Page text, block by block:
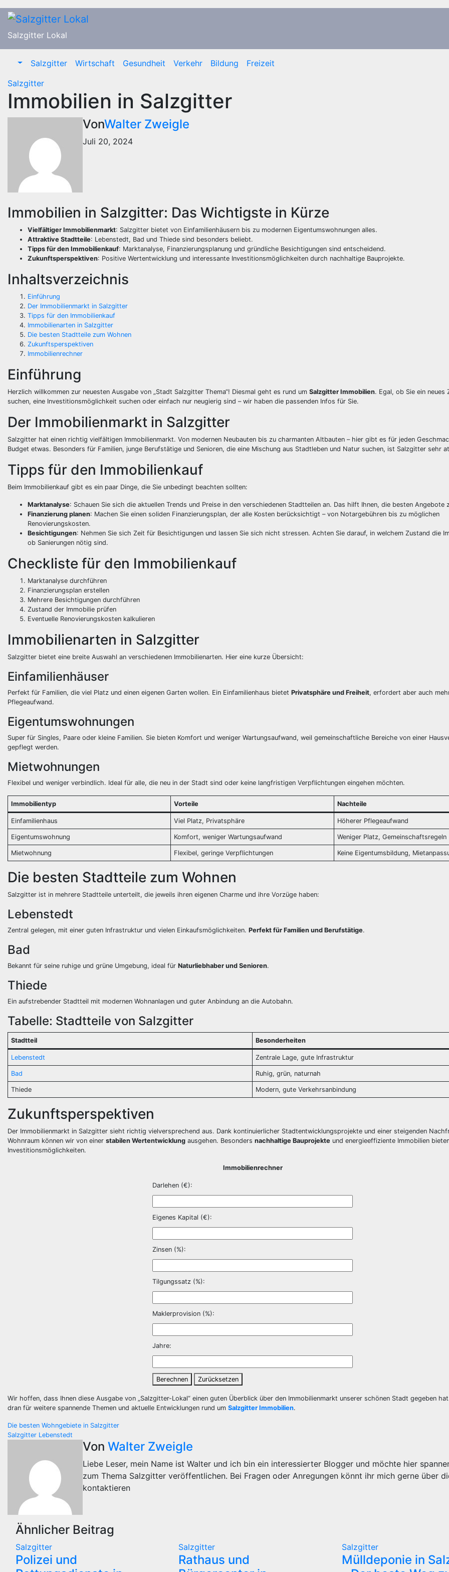
Zum
Inhalt
springen
Salzgitter Lokal
Salzgitter Wirtschaft Gesundheit Verkehr Bildung
Freizeit
Salzgitter
Immobilien in Salzgitter
VonWalter Zweigle
Juli 20, 2024
Immobilien in Salzgitter: Das Wichtigste in Kürze
Vielfältiger Immobilienmarkt: Salzgitter bietet von Einfamilienhäusern bis zu modernen Eigentumswohnungen alles.
Attraktive Stadtteile: Lebenstedt, Bad und Thiede sind besonders beliebt.
Tipps für den Immobilienkauf: Marktanalyse, Finanzierungsplanung und gründliche Besichtigungen sind entscheidend.
Zukunftsperspektiven: Positive Wertentwicklung und interessante Investitionsmöglichkeiten durch nachhaltige Bauprojekte.
Inhaltsverzeichnis
Einführung
Der Immobilienmarkt in Salzgitter
Tipps für den Immobilienkauf
Immobilienarten in Salzgitter
Die besten Stadtteile zum Wohnen
Zukunftsperspektiven
Immobilienrechner
Einführung
Herzlich willkommen zur neuesten Ausgabe von „Stadt Salzgitter Thema“! Diesmal geht es rund um Salzgitter Immobilien. Egal, ob Sie ein neues
suchen, eine Investitionsmöglichkeit suchen oder einfach nur neugierig sind – wir haben die passenden Infos für Sie.
Der Immobilienmarkt in Salzgitter
Salzgitter hat einen richtig vielfältigen Immobilienmarkt. Von modernen Neubauten bis zu charmanten Altbauten – hier gibt es für jeden
Budget etwas. Besonders für Familien, junge Berufstätige und Senioren, die eine Mischung aus Stadtleben und Natur suchen, ist Salzgitter sehr
Tipps für den Immobilienkauf
Beim Immobilienkauf gibt es ein paar Dinge, die Sie unbedingt beachten sollten:
Marktanalyse: Schauen Sie sich die aktuellen Trends und Preise in den verschiedenen Stadtteilen an. Das hilft Ihnen, die besten Angebote
Finanzierung planen: Machen Sie einen soliden Finanzierungsplan, der alle Kosten berücksichtigt – von Notargebühren bis zu möglichen
Renovierungskosten.
Besichtigungen: Nehmen Sie sich Zeit für Besichtigungen und lassen Sie sich nicht stressen. Achten Sie darauf, in welchem Zustand die
ob Sanierungen nötig sind.
Checkliste für den Immobilienkauf
Marktanalyse durchführen
Finanzierungsplan erstellen
Mehrere Besichtigungen durchführen
Zustand der Immobilie prüfen
Eventuelle Renovierungskosten kalkulieren
Immobilienarten in Salzgitter
Salzgitter bietet eine breite Auswahl an verschiedenen Immobilienarten. Hier eine kurze Übersicht:
Einfamilienhäuser
Perfekt für Familien, die viel Platz und einen eigenen Garten wollen. Ein Einfamilienhaus bietet Privatsphäre und Freiheit, erfordert aber auch
Pflegeaufwand.
Eigentumswohnungen
Super für Singles, Paare oder kleine Familien. Sie bieten Komfort und weniger Wartungsaufwand, weil gemeinschaftliche Bereiche von einer
gepflegt werden.
Mietwohnungen
Flexibel und weniger verbindlich. Ideal für alle, die neu in der Stadt sind oder keine langfristigen Verpflichtungen eingehen möchten.
Immobilientyp Vorteile Nachteile
Einfamilienhaus Viel Platz, Privatsphäre Höherer Pflegeaufwand
Eigentumswohnung Komfort, weniger Wartungsaufwand Weniger Platz, Gemeinschaftsregeln
Mietwohnung Flexibel, geringe Verpflichtungen Keine Eigentumsbildung,
Die besten Stadtteile zum Wohnen
Salzgitter ist in mehrere Stadtteile unterteilt, die jeweils ihren eigenen Charme und ihre Vorzüge haben:
Lebenstedt
Zentral gelegen, mit einer guten Infrastruktur und vielen Einkaufsmöglichkeiten. Perfekt für Familien und Berufstätige.
Bad
Bekannt für seine ruhige und grüne Umgebung, ideal für Naturliebhaber und Senioren.
Thiede
Ein aufstrebender Stadtteil mit modernen Wohnanlagen und guter Anbindung an die Autobahn.
Tabelle: Stadtteile von Salzgitter
Stadtteil Besonderheiten
Lebenstedt Zentrale Lage, gute Infrastruktur
Bad Ruhig, grün, naturnah
Thiede Modern, gute Verkehrsanbindung
Zukunftsperspektiven
Der Immobilienmarkt in Salzgitter sieht richtig vielversprechend aus. Dank kontinuierlicher Stadtentwicklungsprojekte und einer steigenden
Wohnraum können wir von einer stabilen Wertentwicklung ausgehen. Besonders nachhaltige Bauprojekte und energieeffiziente Immobilien
Investitionsmöglichkeiten.
Immobilienrechner
Darlehen (€):
Eigenes Kapital (€):
Zinsen (%):
Tilgungssatz (%):
Maklerprovision (%):
Jahre:
Berechnen Zurücksetzen
Wir hoffen, dass Ihnen diese Ausgabe von „Salzgitter-Lokal“ einen guten Überblick über den Immobilienmarkt unserer schönen Stadt gegeben
dran für weitere spannende Themen und aktuelle Entwicklungen rund um Salzgitter Immobilien.
Beitragsnavigation
Die besten Wohngebiete in Salzgitter
Salzgitter Lebenstedt
Von Walter Zweigle
Liebe Leser, mein Name ist Walter und ich bin ein interessierter Blogger und möchte hier
zum Thema Salzgitter veröffentlichen. Bei Fragen oder Anregungen könnt ihr mich gerne über
kontaktieren
Ähnlicher Beitrag
Salzgitter
Polizei und
Salzgitter
Rathaus und
Salzgitter
Mülldeponie in